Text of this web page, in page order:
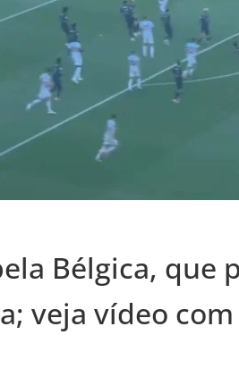
Bélgica, que
veja vídeo